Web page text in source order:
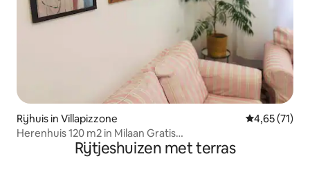
Rijhuis in Villapizzone Gemiddelde
4,65 (71)
Herenhuis 120 m2 in Milaan Gratis
privéparkeergelegenheid
Rijtjeshuizen met terras